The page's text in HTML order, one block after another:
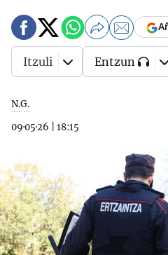
N.G.
09·05·26
18:15
Itzuli Entzun